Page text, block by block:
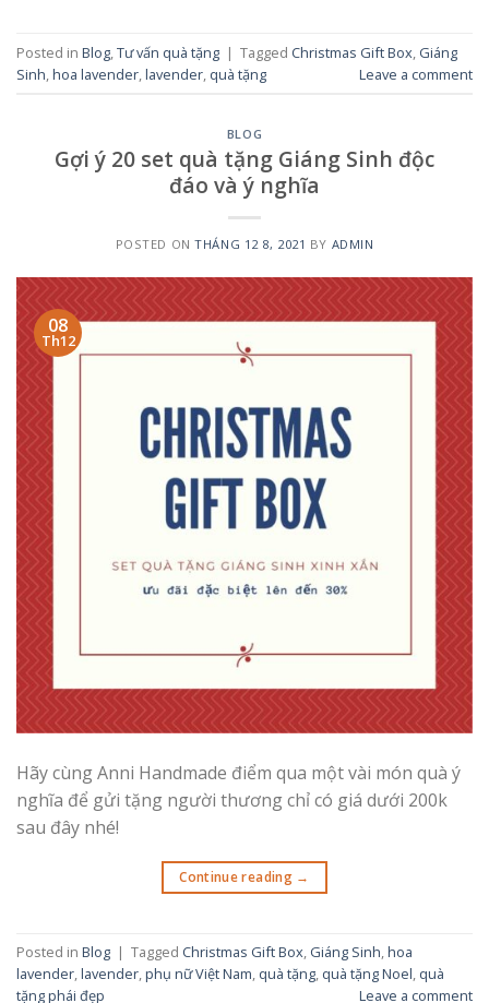
Posted in Blog Tư vấn quà tặng | Tagged Christmas Gift Box Giáng
Sinh hoa lavender lavender quà tặng Leave a comment
BLOG
Gợi ý 20 set quà tặng Giáng Sinh độc
đáo và ý nghĩa
POSTED ONTHÁNG 12 8, 2021 BY ADMIN
08
Th12
Hãy cùng Anni Handmade điểm qua một vài món quà ý
nghĩa để gửi tặng người thương chỉ có giá dưới 200k
sau đây nhé!
Continue reading →
Posted in Blog | Tagged Christmas Gift Box, Giáng Sinh,hoa
lavender,lavender,phụ nữ Việt Nam, quà tặng, quà tặng Noel, quà
tặng phái đẹp
Leave a comment